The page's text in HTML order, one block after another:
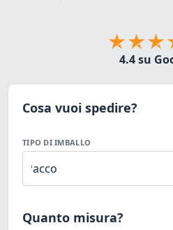
4.4 su
Cosa vuoi spedire?
TIPO DI IMBALLO
Quanto misura?